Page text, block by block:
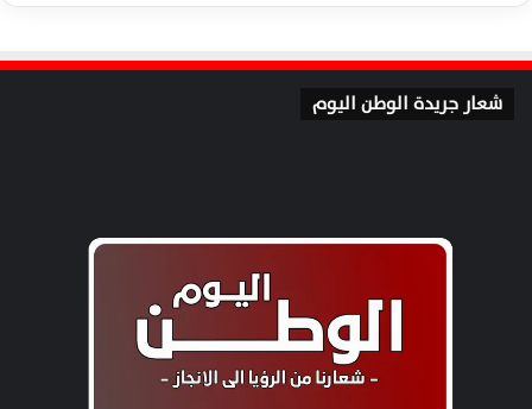
شعار جريدة الوطن اليوم